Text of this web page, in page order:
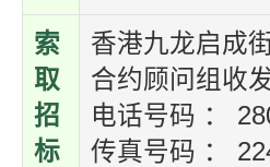
索
取
招
标
香港九龙启成
合约顾问组收
电话号码 ：
传真号码 ：